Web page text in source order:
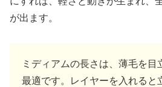
が出ます。
ミディアムの長さは、薄毛を目
最適です。レイヤーを入れると